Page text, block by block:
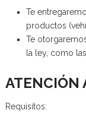
Te
productos
Te
la ley, como
ATENCIÓN
Requisitos: